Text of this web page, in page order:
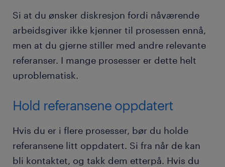
Si at du ønsker diskresjon fordi nåværende
arbeidsgiver ikke kjenner til prosessen ennå,
men at du gjerne stiller med andre relevante
referanser. I mange prosesser er dette helt
uproblematisk.
Hold referansene oppdatert
Hvis du er i flere prosesser, bør du holde
referansene litt oppdatert. Si fra når de kan
bli kontaktet, og takk dem etterpå. Hvis du